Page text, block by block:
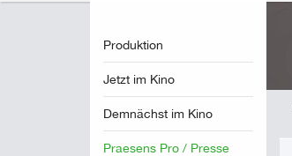
Produktion
Jetzt im Kino
Demnächst im Kino
Praesens Pro / Presse